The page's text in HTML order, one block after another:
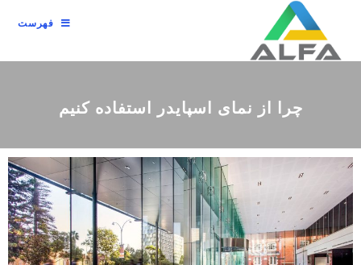
فهرست
چرا از نمای اسپایدر استفاده کنیم